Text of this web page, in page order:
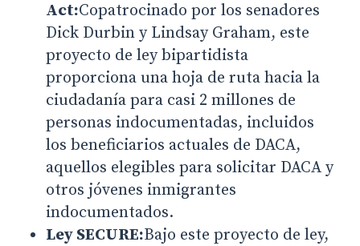
Act:Copatrocinado por los senadores
Dick Durbin y Lindsay Graham, este
proyecto de ley bipartidista
proporciona una hoja de ruta hacia la
ciudadanía para casi 2 millones de
personas indocumentadas, incluidos
los beneficiarios actuales de DACA,
aquellos elegibles para solicitar DACA y
otros jóvenes inmigrantes
indocumentados.
Ley SECURE:Bajo este proyecto de ley,